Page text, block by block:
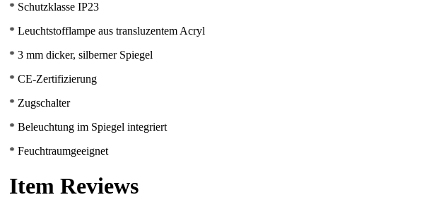
* Schutzklasse IP23
* Leuchtstofflampe aus transluzentem Acryl
* 3 mm dicker, silberner Spiegel
* CE-Zertifizierung
* Zugschalter
* Beleuchtung im Spiegel integriert
* Feuchtraumgeeignet
Item Reviews